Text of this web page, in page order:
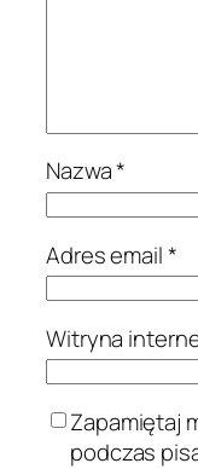
Nazwa*
Adres email*
Witryna
Zapamiętaj
podczas